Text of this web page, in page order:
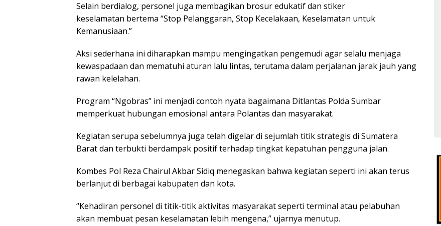
Selain berdialog, personel juga membagikan brosur edukatif dan stiker
keselamatan bertema “Stop Pelanggaran, Stop Kecelakaan, Keselamatan untuk
Kemanusiaan.”
Aksi sederhana ini diharapkan mampu mengingatkan pengemudi agar selalu menjaga
kewaspadaan dan mematuhi aturan lalu lintas, terutama dalam perjalanan jarak jauh yang
rawan kelelahan.
Program “Ngobras” ini menjadi contoh nyata bagaimana Ditlantas Polda Sumbar
memperkuat hubungan emosional antara Polantas dan masyarakat.
Kegiatan serupa sebelumnya juga telah digelar di sejumlah titik strategis di Sumatera
Barat dan terbukti berdampak positif terhadap tingkat kepatuhan pengguna jalan.
Kombes Pol Reza Chairul Akbar Sidiq menegaskan bahwa kegiatan seperti ini akan terus
berlanjut di berbagai kabupaten dan kota.
“Kehadiran personel di titik-titik aktivitas masyarakat seperti terminal atau pelabuhan
akan membuat pesan keselamatan lebih mengena,” ujarnya menutup.